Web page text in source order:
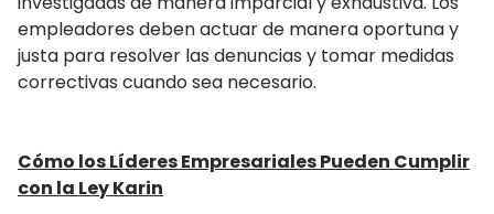
empleadores deben actuar de manera oportuna y
justa para resolver las denuncias y tomar medidas
correctivas cuando sea necesario.
Cómo los Líderes Empresariales Pueden Cumplir
con la Ley Karin